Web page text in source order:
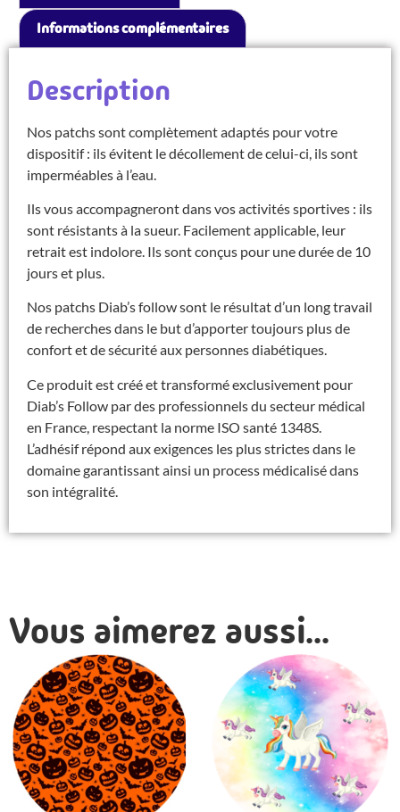
Informations complémentaires
Description
Nos patchs sont complètement adaptés pour votre
dispositif : ils évitent le décollement de celui-ci, ils sont
imperméables à l’eau.
Ils vous accompagneront dans vos activités sportives : ils
sont résistants à la sueur. Facilement applicable, leur
retrait est indolore. Ils sont conçus pour une durée de 10
jours et plus.
Nos patchs Diab’s follow sont le résultat d’un long travail
de recherches dans le but d’apporter toujours plus de
confort et de sécurité aux personnes diabétiques.
Ce produit est créé et transformé exclusivement pour
Diab’s Follow par des professionnels du secteur médical
en France, respectant la norme ISO santé 1348S.
L’adhésif répond aux exigences les plus strictes dans le
domaine garantissant ainsi un process médicalisé dans
son intégralité.
Vous aimerez aussi...